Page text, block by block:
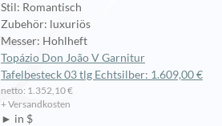
Stil: Romantisch
Zubehör: luxuriös
Messer: Hohlheft
Topázio Don João V Garnitur
Tafelbesteck 03 tlg Echtsilber: 1.609,00 €
netto: 1.352,10 €
+ Versandkosten
► in $